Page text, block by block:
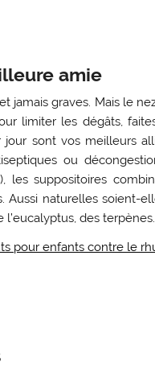
amie
jamais graves. Mais le
limiter les dégâts,
jour sont vos meilleurs
ou
les suppositoires
Aussi naturelles soient-
des terpènes.
pour enfants contre le